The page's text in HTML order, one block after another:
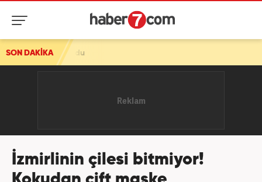
SON DAKİKA
İzmirlinin çilesi bitmiyor!